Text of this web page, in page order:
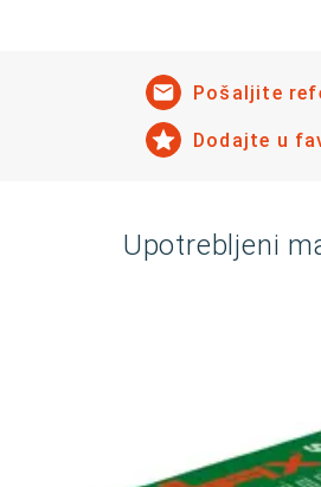
Pošaljite
Dodajte u
Upotrebljeni